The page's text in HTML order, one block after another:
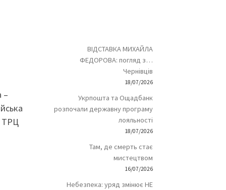
–
ТРЦ
ВІДСТАВКА МИХАЙЛА
ФЕДОРОВА: погляд з…
Чернівців
18/07/2026
Укрпошта та Ощадбанк
розпочали державну програму
лояльності
18/07/2026
Там, де смерть стає
мистецтвом
16/07/2026
Небезпека: уряд змінює НЕ